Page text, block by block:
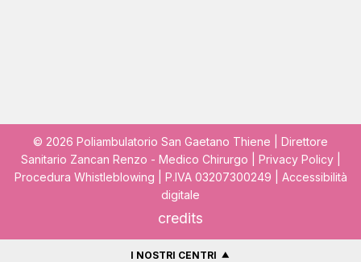
© 2026 Poliambulatorio San Gaetano Thiene | Direttore
Sanitario Zancan Renzo - Medico Chirurgo | Privacy Policy|
Procedura Whistleblowing | P.IVA 03207300249 | Accessibilità
digitale
credits
I NOSTRI CENTRI